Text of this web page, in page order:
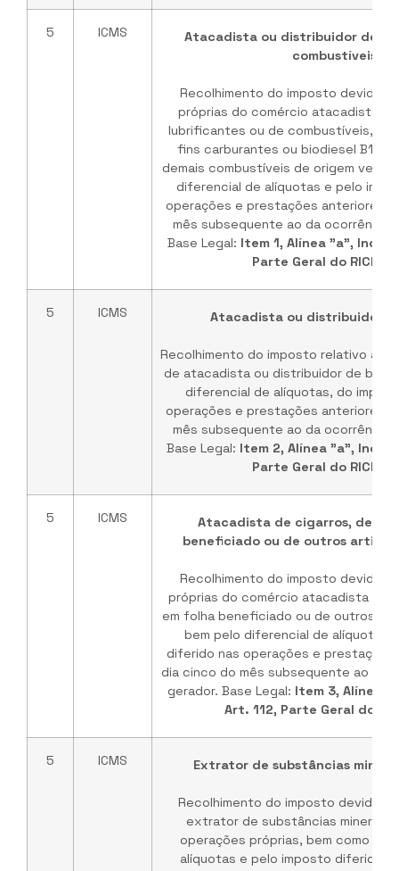
5 ICMS
Atacadista ou distribuidor de
combustíveis
Recolhimento do imposto devido
próprias do comércio atacadista
lubrificantes ou de combustíveis,
fins carburantes ou biodiesel
demais combustíveis de origem
diferencial de alíquotas e pelo
operações e prestações anteriores,
mês subsequente ao da ocorrência
Base Legal: Item 1, Alínea "a", Inciso
Parte Geral do RICMS/
5 ICMS Atacadista ou distribuidor
Recolhimento do imposto relativo às
de atacadista ou distribuidor de
diferencial de alíquotas, do
operações e prestações anteriores,
mês subsequente ao da ocorrência
Base Legal: Item 2, Alínea "a", Inciso
Parte Geral do RICMS/
5 ICMS
Atacadista de cigarros, de
beneficiado ou de outros
Recolhimento do imposto devido
próprias do comércio atacadista de
em folha beneficiado ou de outros
bem pelo diferencial de alíquotas
diferido nas operações e
dia cinco do mês subsequente ao da
gerador. Base Legal: Item 3, Alínea
Art. 112, Parte Geral do
5 ICMS Extrator de substâncias
Recolhimento do imposto devido
extrator de substâncias minerais
operações próprias, bem como
alíquotas e pelo imposto diferido